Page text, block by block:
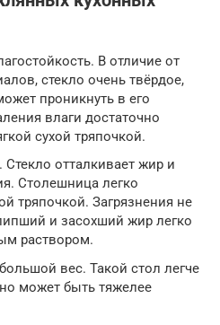
В отличие от
стекло очень твёрдое,
проникнуть в его
влаги достаточно
сухой тряпочкой.
Стекло отталкивает жир и
Столешница легко
тряпочкой. Загрязнения не
и засохший жир легко
раствором.
вес. Такой стол легче
может быть тяжелее